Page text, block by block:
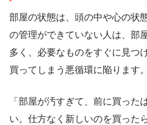
部屋の状態は、頭の中や心の状
の管理ができていない人は、部
多く、必要なものをすぐに見つ
買ってしまう悪循環に陥ります。
「部屋が汚すぎて、前に買った
い。仕方なく新しいのを買った